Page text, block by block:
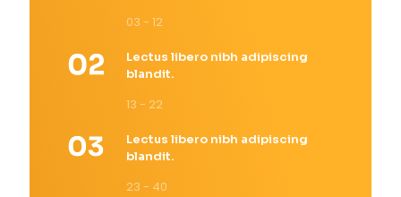
03 - 12
Lectus libero nibh adipiscing
blandit.
13 - 22
Lectus libero nibh adipiscing
blandit.
23 - 40